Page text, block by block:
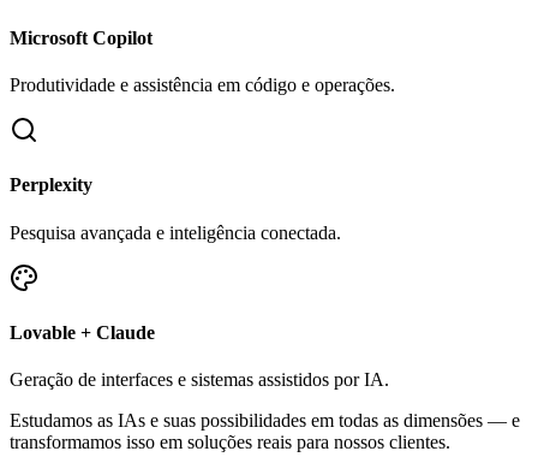
Microsoft Copilot
Produtividade e assistência em código e operações.
Perplexity
Pesquisa avançada e inteligência conectada.
Lovable + Claude
Geração de interfaces e sistemas assistidos por IA.
Estudamos as IAs e suas possibilidades em todas as dimensões — e
transformamos isso em soluções reais para nossos clientes.